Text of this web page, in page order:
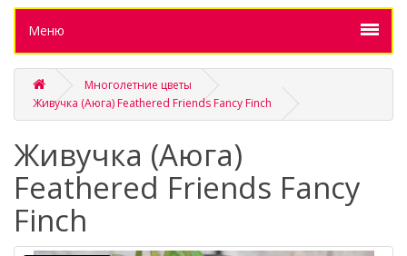
Меню
Многолетние цветы
Живучка (Аюга) Feathered Friends Fancy Finch
Живучка (Аюга)
Feathered Friends Fancy
Finch